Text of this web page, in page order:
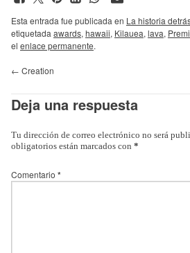
Esta entrada fue publicada en La historia
etiquetada awards, hawaii, Kilauea, lava,
el enlace permanente.
← Creation
Deja una respuesta
Tu dirección de correo electrónico no será
obligatorios están marcados con *
Comentario *